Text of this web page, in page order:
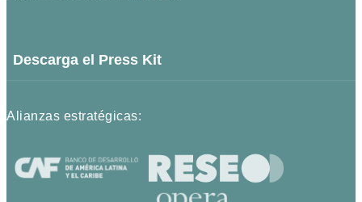
Descarga el Press Kit
Alianzas estratégicas: